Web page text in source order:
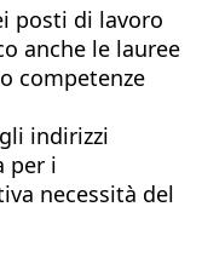
posti di lavoro
anche le lauree
competenze
indirizzi
per i
necessità del